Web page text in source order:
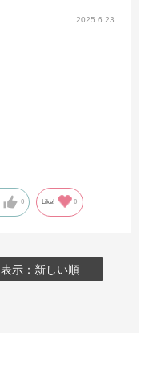
2025.6.23
0 Like! 0
表示：新しい順